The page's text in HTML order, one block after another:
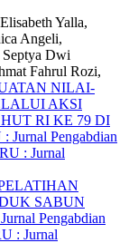
Yalla,
Angeli,
Septya Dwi
Fahrul Rozi,
NILAI-
AKSI
RI KE 79 DI
Jurnal Pengabdian
: Jurnal
SABUN
Pengabdian
: Jurnal